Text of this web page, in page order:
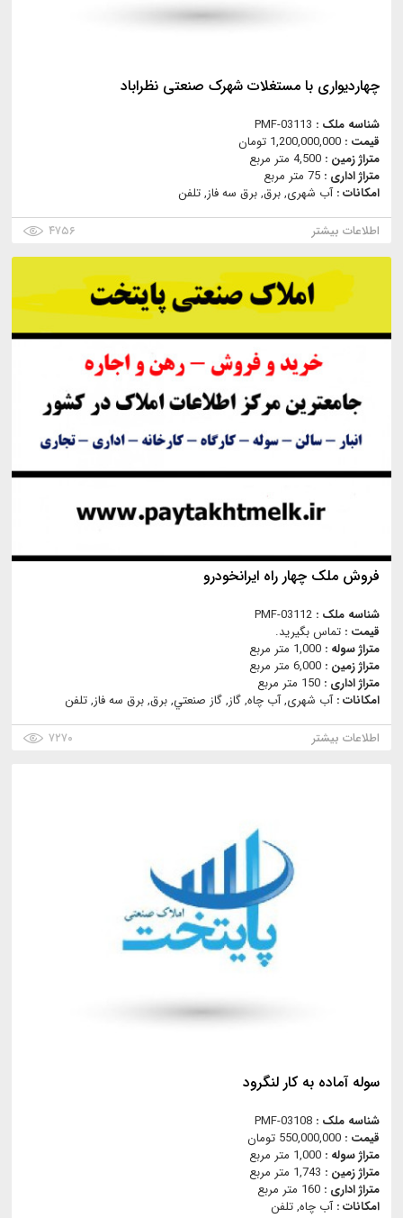
چهاردیواری با مستغلات شهرک صنعتی نظراباد
شناسه ملک : PMF-03113
قیمت : 1,200,000,000 تومان
متراژ زمین : 4,500 متر مربع
متراژ اداری : 75 متر مربع
امکانات :آب شهری, برق, برق سه فاز, تلفن
اطلاعات بیشتر
۴۷۵۶
فروش ملک چهار راه ایرانخودرو
شناسه ملک : PMF-03112
قیمت : تماس بگیرید.
متراژ سوله : 1,000 متر مربع
متراژ زمین : 6,000 متر مربع
متراژ اداری : 150 متر مربع
امکانات :آب شهری, آب چاه, گاز, گاز صنعتي, برق, برق سه فاز, تلفن
اطلاعات بیشتر
۷۲۷۰
سوله آماده به کار لنگرود
شناسه ملک : PMF-03108
قیمت : 550,000,000 تومان
متراژ سوله : 1,000 متر مربع
متراژ زمین : 1,743 متر مربع
متراژ اداری : 160 متر مربع
امکانات :آب چاه, تلفن